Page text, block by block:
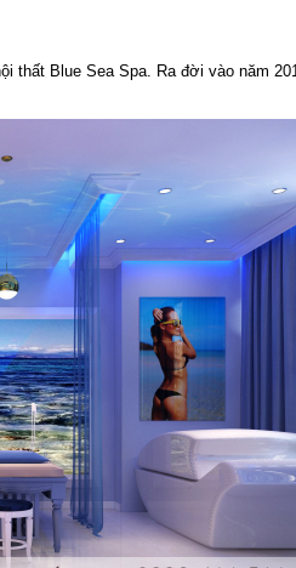
thất Blue Sea Spa. Ra đời vào năm